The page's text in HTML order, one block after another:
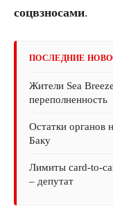
соцвзносами.
ПОСЛЕДНИЕ
Жители Sea
переполненность
Остатки органов
Баку
Лимиты card-to-
– депутат